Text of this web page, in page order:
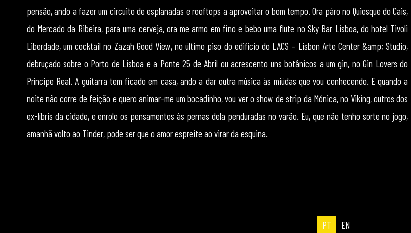
pensão, ando a fazer um circuito de esplanadas e rooftops a aproveitar o bom tempo. Ora páro no Quiosque do Cais,
do Mercado da Ribeira, para uma cerveja, ora me armo em fino e bebo uma flute no Sky Bar Lisboa, do hotel Tivoli
Liberdade, um cocktail no Zazah Good View, no último piso do edifício do LACS – Lisbon Arte Center &amp; Studio,
debruçado sobre o Porto de Lisboa e a Ponte 25 de Abril ou acrescento uns botânicos a um gin, no Gin Lovers do
Príncipe Real. A guitarra tem ficado em casa, ando a dar outra música às miúdas que vou conhecendo. E quando a
noite não corre de feição e quero animar-me um bocadinho, vou ver o show de strip da Mónica, no Viking, outros dos
ex-líbris da cidade, e enrolo os pensamentos às pernas dela penduradas no varão. Eu, que não tenho sorte no jogo,
amanhã volto ao Tinder, pode ser que o amor espreite ao virar da esquina.
PT EN